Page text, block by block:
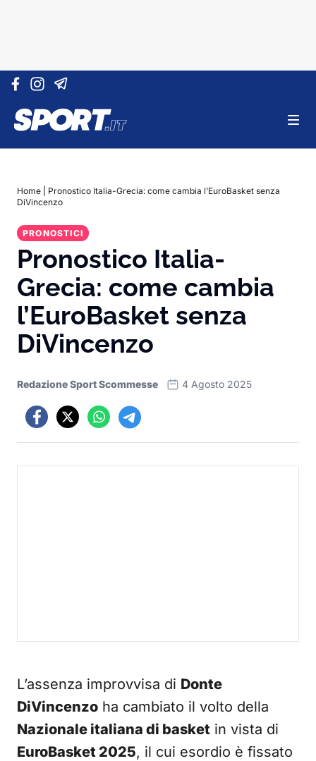
Vai al contenuto
Home
Pronostico Italia-Grecia: come cambia l’EuroBasket senza
DiVincenzo
PRONOSTICI
Pronostico Italia-
Grecia: come cambia
l’EuroBasket senza
DiVincenzo
Redazione Sport Scommesse 4 Agosto 2025
L’assenza improvvisa di Donte
DiVincenzo ha cambiato il volto della
Nazionale italiana di basket in vista di
EuroBasket 2025, il cui esordio è fissato